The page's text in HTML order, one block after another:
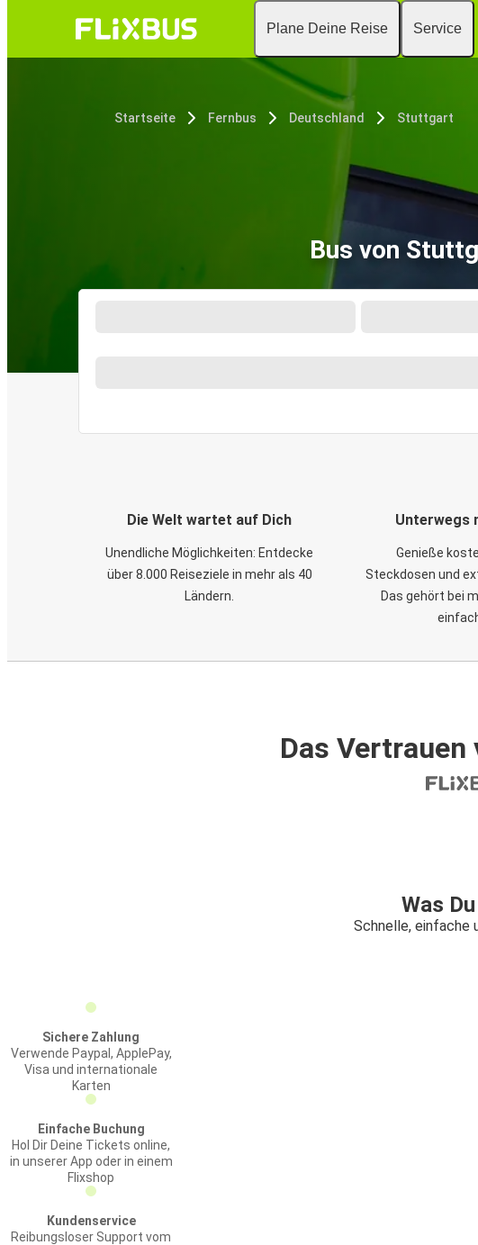
Plane Deine Reise Service
Startseite Fernbus Deutschland Stuttgart
Bus von
Die Welt wartet auf Dich
Unendliche Möglichkeiten: Entdecke
über 8.000 Reiseziele in mehr als 40
Ländern.
Unterwegs
Genieße
Steckdosen und
Das gehört bei
Das
Was
Schnelle, einfache
Sichere Zahlung
Verwende Paypal, ApplePay,
Visa und internationale
Karten
Einfache Buchung
Hol Dir Deine Tickets online,
in unserer App oder in einem
Flixshop
Kundenservice
Reibungsloser Support vom